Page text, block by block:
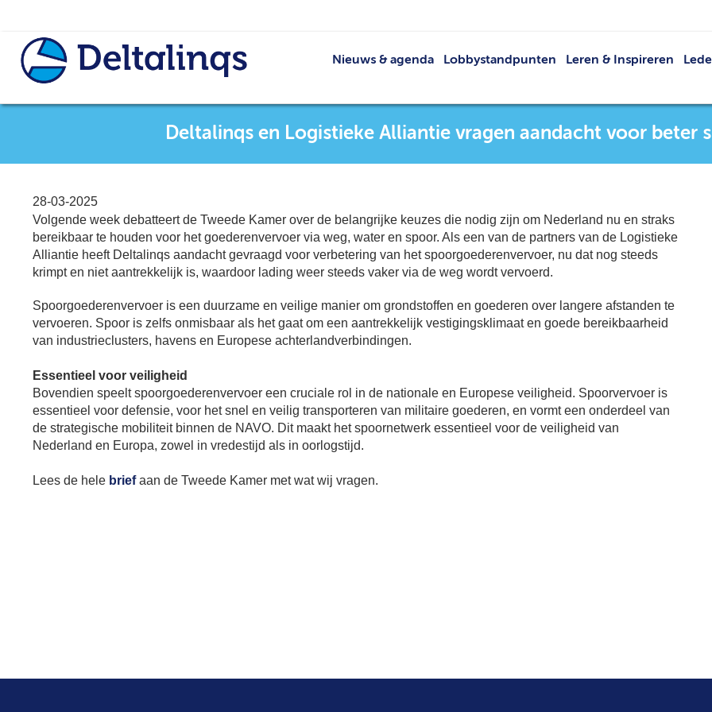
Nieuws & agenda
Agenda
Lobbystandpunten Leren & Inspireren
Deltalinqs en Logistieke Alliantie vragen aandacht voor beter
28-03-2025
Volgende week debatteert de Tweede Kamer over de belangrijke keuzes die nodig zijn om Nederland nu en straks
bereikbaar te houden voor het goederenvervoer via weg, water en spoor. Als een van de partners van de Logistieke
Alliantie heeft Deltalinqs aandacht gevraagd voor verbetering van het spoorgoederenvervoer, nu dat nog steeds
krimpt en niet aantrekkelijk is, waardoor lading weer steeds vaker via de weg wordt vervoerd.
Spoorgoederenvervoer is een duurzame en veilige manier om grondstoffen en goederen over langere afstanden te
vervoeren. Spoor is zelfs onmisbaar als het gaat om een aantrekkelijk vestigingsklimaat en goede bereikbaarheid
van industrieclusters, havens en Europese achterlandverbindingen.
Essentieel voor veiligheid
Bovendien speelt spoorgoederenvervoer een cruciale rol in de nationale en Europese veiligheid. Spoorvervoer is
essentieel voor defensie, voor het snel en veilig transporteren van militaire goederen, en vormt een onderdeel van
de strategische mobiliteit binnen de NAVO. Dit maakt het spoornetwerk essentieel voor de veiligheid van
Nederland en Europa, zowel in vredestijd als in oorlogstijd.
Lees de hele briefaan de Tweede Kamer met wat wij vragen.